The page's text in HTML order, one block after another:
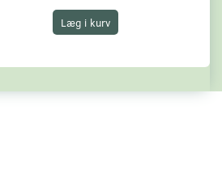
Læg i kurv